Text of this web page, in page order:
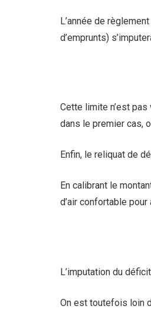
L’année de
d’emprunts)
Cette limite n’est
dans le premier cas,
Enfin, le reliquat de
En calibrant le
d’air confortable
L’imputation du
On est toutefois loin